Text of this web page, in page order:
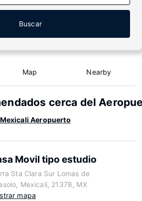
Buscar
Map Nearby
cerca del
Aeropuerto
Movil tipo estudio
Sta Clara Sur Lomas de
Mexicali, 21378, MX
mapa